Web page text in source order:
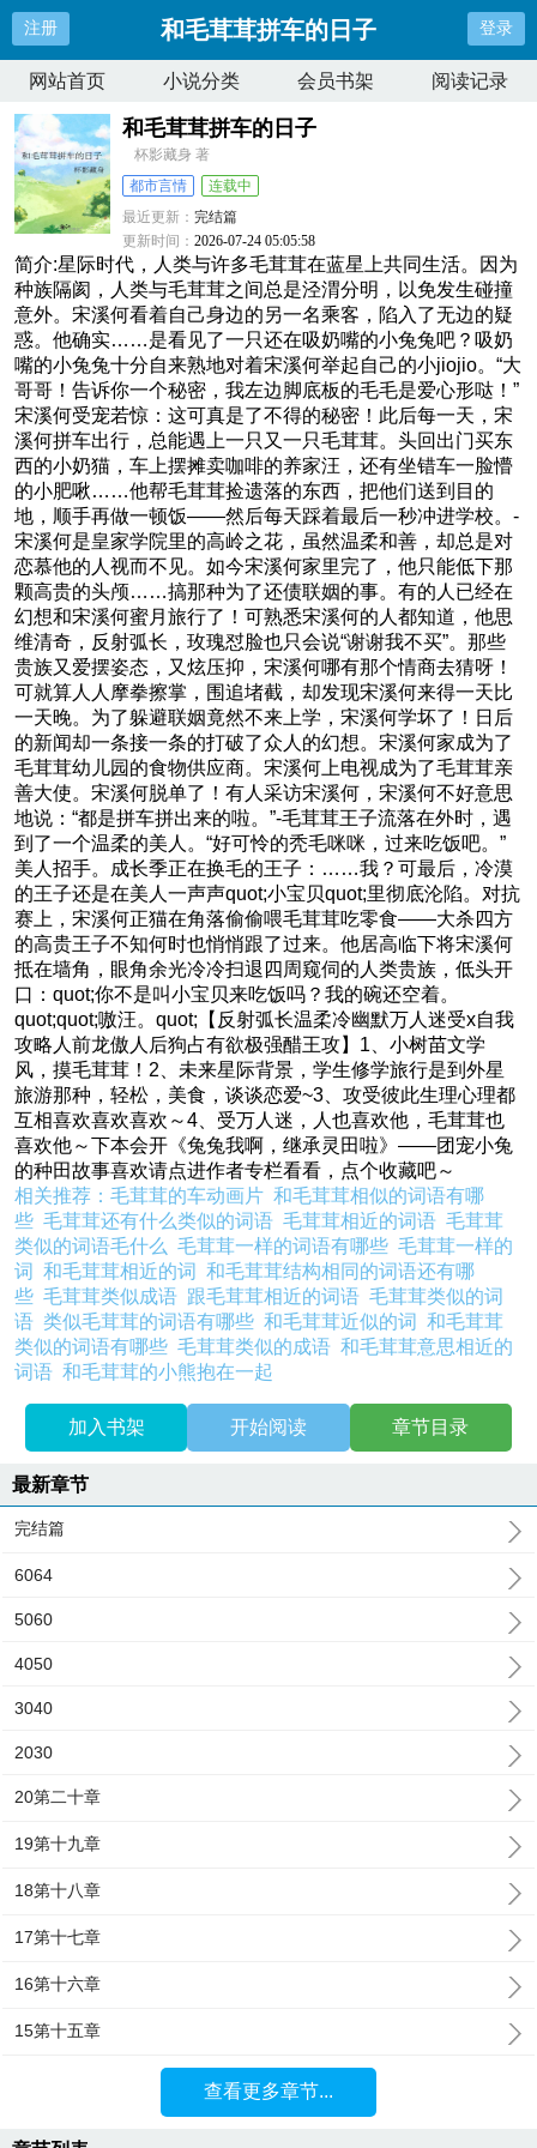
注册 和毛茸茸拼车的日子 登录
网站首页 小说分类 会员书架 阅读记录
和毛茸茸拼车的日子
杯影藏身 著
都市言情
连载中
最近更新：完结篇
更新时间：2026-07-24 05:05:58
简介:星际时代，人类与许多毛茸茸在蓝星上共同生活。因为
种族隔阂，人类与毛茸茸之间总是泾渭分明，以免发生碰撞
意外。宋溪何看着自己身边的另一名乘客，陷入了无边的疑
惑。他确实……是看见了一只还在吸奶嘴的小兔兔吧？吸奶
嘴的小兔兔十分自来熟地对着宋溪何举起自己的小jiojio。“大
哥哥！告诉你一个秘密，我左边脚底板的毛毛是爱心形哒！”
宋溪何受宠若惊：这可真是了不得的秘密！此后每一天，宋
溪何拼车出行，总能遇上一只又一只毛茸茸。头回出门买东
西的小奶猫，车上摆摊卖咖啡的养家汪，还有坐错车一脸懵
的小肥啾……他帮毛茸茸捡遗落的东西，把他们送到目的
地，顺手再做一顿饭——然后每天踩着最后一秒冲进学校。-
宋溪何是皇家学院里的高岭之花，虽然温柔和善，却总是对
恋慕他的人视而不见。如今宋溪何家里完了，他只能低下那
颗高贵的头颅……搞那种为了还债联姻的事。有的人已经在
幻想和宋溪何蜜月旅行了！可熟悉宋溪何的人都知道，他思
维清奇，反射弧长，玫瑰怼脸也只会说“谢谢我不买”。那些
贵族又爱摆姿态，又炫压抑，宋溪何哪有那个情商去猜呀！
可就算人人摩拳擦掌，围追堵截，却发现宋溪何来得一天比
一天晚。为了躲避联姻竟然不来上学，宋溪何学坏了！日后
的新闻却一条接一条的打破了众人的幻想。宋溪何家成为了
毛茸茸幼儿园的食物供应商。宋溪何上电视成为了毛茸茸亲
善大使。宋溪何脱单了！有人采访宋溪何，宋溪何不好意思
地说：“都是拼车拼出来的啦。”-毛茸茸王子流落在外时，遇
到了一个温柔的美人。“好可怜的秃毛咪咪，过来吃饭吧。”
美人招手。成长季正在换毛的王子：……我？可最后，冷漠
的王子还是在美人一声声quot;小宝贝quot;里彻底沦陷。对抗
赛上，宋溪何正猫在角落偷偷喂毛茸茸吃零食——大杀四方
的高贵王子不知何时也悄悄跟了过来。他居高临下将宋溪何
抵在墙角，眼角余光冷冷扫退四周窥伺的人类贵族，低头开
口：quot;你不是叫小宝贝来吃饭吗？我的碗还空着。
quot;quot;嗷汪。quot;【反射弧长温柔冷幽默万人迷受x自我
攻略人前龙傲人后狗占有欲极强醋王攻】1、小树苗文学
风，摸毛茸茸！2、未来星际背景，学生修学旅行是到外星
旅游那种，轻松，美食，谈谈恋爱~3、攻受彼此生理心理都
互相喜欢喜欢喜欢～4、受万人迷，人也喜欢他，毛茸茸也
喜欢他～下本会开《兔兔我啊，继承灵田啦》——团宠小兔
的种田故事喜欢请点进作者专栏看看，点个收藏吧～
相关推荐：毛茸茸的车动画片和毛茸茸相似的词语有哪
些毛茸茸还有什么类似的词语毛茸茸相近的词语毛茸茸
类似的词语毛什么毛茸茸一样的词语有哪些毛茸茸一样的
词和毛茸茸相近的词和毛茸茸结构相同的词语还有哪
些毛茸茸类似成语 跟毛茸茸相近的词语毛茸茸类似的词
语类似毛茸茸的词语有哪些和毛茸茸近似的词和毛茸茸
类似的词语有哪些毛茸茸类似的成语和毛茸茸意思相近的
词语和毛茸茸的小熊抱在一起
加入书架 开始阅读 章节目录
最新章节
完结篇
6064
5060
4050
3040
2030
20第二十章
19第十九章
18第十八章
17第十七章
16第十六章
15第十五章
查看更多章节...